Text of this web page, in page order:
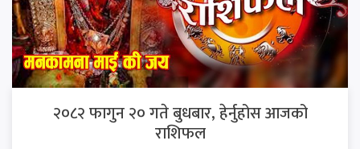
२०८२ फागुन २० गते बुधबार, हेर्नुहोस आजको
राशिफल